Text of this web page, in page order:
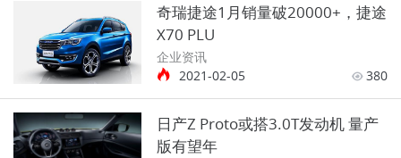
奇瑞捷途1月销量破20000+，捷途
X70 PLU
企业资讯
2021-02-05
380
日产Z Proto或搭3.0T发动机 量产
版有望年